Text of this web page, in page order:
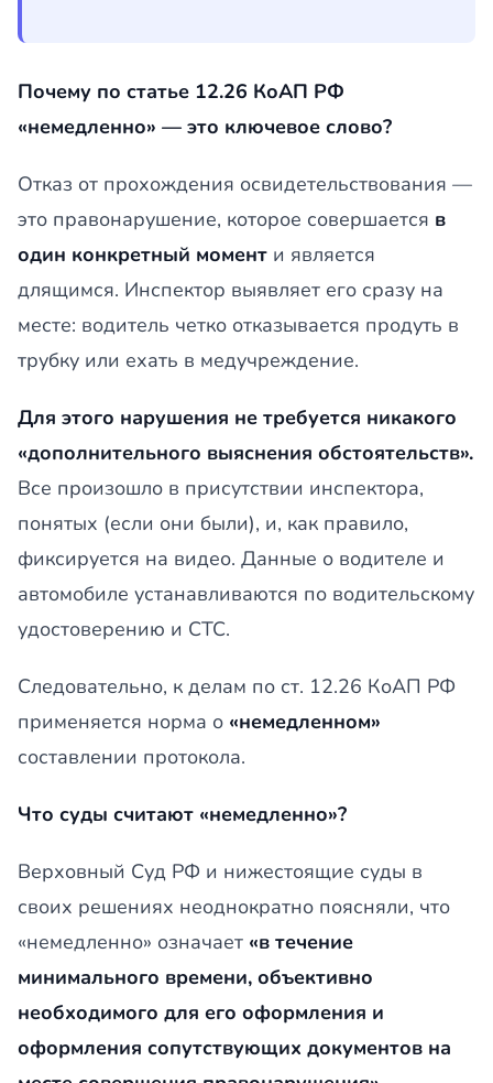
Почему по статье 12.26 КоАП РФ
«немедленно» — это ключевое слово?
Отказ от прохождения освидетельствования —
это правонарушение, которое совершается в
один конкретный момент и является
длящимся. Инспектор выявляет его сразу на
месте: водитель четко отказывается продуть в
трубку или ехать в медучреждение.
Для этого нарушения не требуется никакого
«дополнительного выяснения обстоятельств».
Все произошло в присутствии инспектора,
понятых (если они были), и, как правило,
фиксируется на видео. Данные о водителе и
автомобиле устанавливаются по водительскому
удостоверению и СТС.
Следовательно, к делам по ст. 12.26 КоАП РФ
применяется норма о «немедленном»
составлении протокола.
Что суды считают «немедленно»?
Верховный Суд РФ и нижестоящие суды в
своих решениях неоднократно поясняли, что
«немедленно» означает «в течение
минимального времени, объективно
необходимого для его оформления и
оформления сопутствующих документов на